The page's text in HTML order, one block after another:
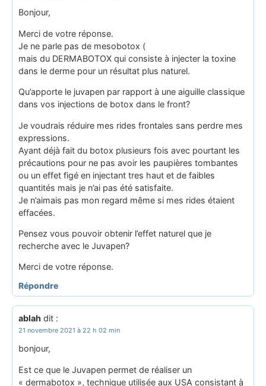
Bonjour,
Merci de votre réponse.
Je ne parle pas de mesobotox (
mais du DERMABOTOX qui consiste à injecter la toxine
dans le derme pour un résultat plus naturel.
Qu’apporte le juvapen par rapport à une aiguille classique
dans vos injections de botox dans le front?
Je voudrais réduire mes rides frontales sans perdre mes
expressions.
Ayant déjà fait du botox plusieurs fois avec pourtant les
précautions pour ne pas avoir les paupières tombantes
ou un effet figé en injectant tres haut et de faibles
quantités mais je n’ai pas été satisfaite.
Je n’aimais pas mon regard même si mes rides étaient
effacées.
Pensez vous pouvoir obtenir l’effet naturel que je
recherche avec le Juvapen?
Merci de votre réponse.
Répondre
ablah dit :
21 novembre 2021 à 22 h 02 min
bonjour,
Est ce que le Juvapen permet de réaliser un
« dermabotox », technique utilisée aux USA consistant à